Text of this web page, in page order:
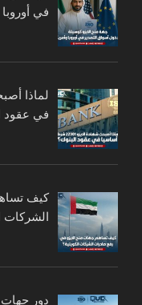
في أوروبا
في عقود
كيف
الشركات
دور جهات